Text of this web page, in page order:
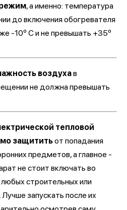
, а именно: температура
до включения обогревателя
-10º С и не превышать +35º
воздухав
не должна превышать
тепловой
защититьот попадания
предметов, а главное -
не стоит включать во
строительных или
запускать после их